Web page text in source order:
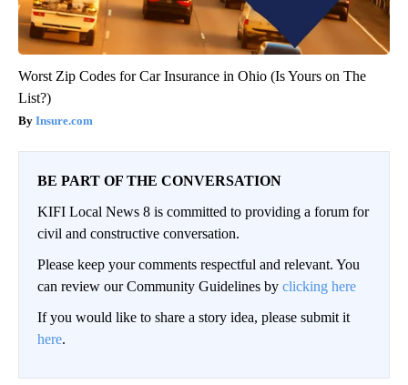
Worst Zip Codes for Car Insurance in Ohio (Is Yours on The
List?)
Insure.com
BE PART OF THE CONVERSATION
KIFI Local News 8 is committed to providing a forum for
civil and constructive conversation.
Please keep your comments respectful and relevant. You
can review our Community Guidelines by clicking here
If you would like to share a story idea, please submit it
here.